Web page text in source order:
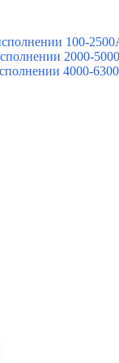
100-
2000-
4000-